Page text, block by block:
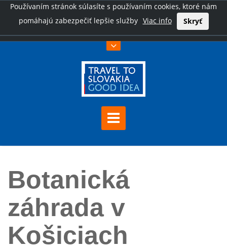
Používaním stránok súlasíte s používaním cookies, ktoré nám
pomáhajú zabezpečiť lepšie služby Viac info Skryť
Botanická záhrada v Košiciach
Botanická
záhrada v
Košiciach